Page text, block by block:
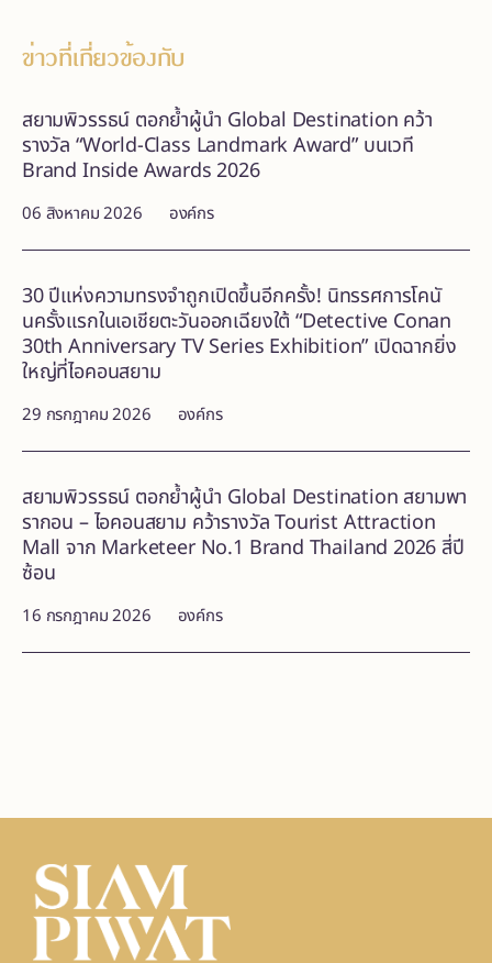
ข่าวที่เกี่ยวข้องกับ
06 สิงหาคม 2026 องค์กร
สยามพิวรรธน์ ตอกย้ำผู้นำ Global Destination คว้า
รางวัล “World-Class Landmark Award” บนเวที
Brand Inside Awards 2026
29 กรกฎาคม 2026 องค์กร
30 ปีแห่งความทรงจำถูกเปิดขึ้นอีกครั้ง! นิทรรศการโคนั
นครั้งแรกในเอเชียตะวันออกเฉียงใต้ “Detective Conan
30th Anniversary TV Series Exhibition” เปิดฉากยิ่ง
ใหญ่ที่ไอคอนสยาม
16 กรกฎาคม 2026 องค์กร
สยามพิวรรธน์ ตอกย้ำผู้นำ Global Destination สยามพา
รากอน – ไอคอนสยาม คว้ารางวัล Tourist Attraction
Mall จาก Marketeer No.1 Brand Thailand 2026 สี่ปี
ซ้อน